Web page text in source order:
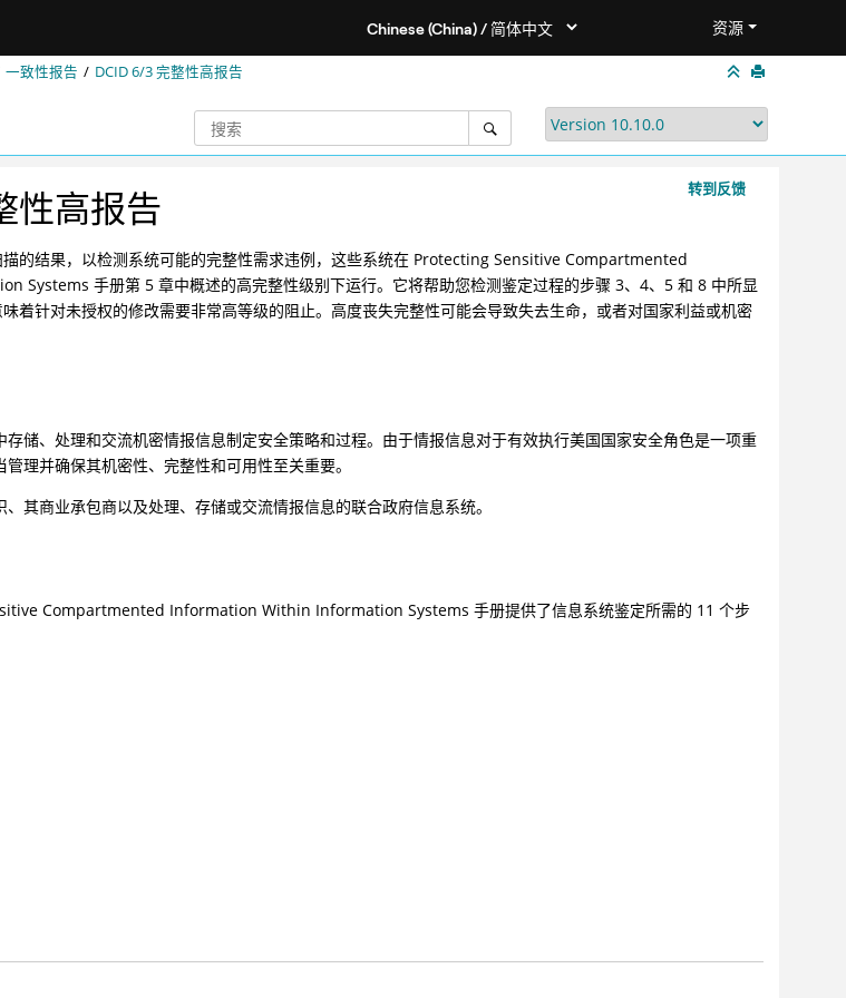
资源
一致性报告 DCID 6/3 完整性高报告
转到反馈
性高报告
的结果，以检测系统可能的完整性需求违例，这些系统在 Protecting Sensitive Compartmented
Systems 手册第 5 章中概述的高完整性级别下运行。它将帮助您检测鉴定过程的步骤 3、4、5 和 8 中所显
着针对未授权的修改需要非常高等级的阻止。高度丧失完整性可能会导致失去生命，或者对国家利益或机密
存储、处理和交流机密情报信息制定安全策略和过程。由于情报信息对于有效执行美国国家安全角色是一项重
理并确保其机密性、完整性和可用性至关重要。
其商业承包商以及处理、存储或交流情报信息的联合政府信息系统。
Compartmented Information Within Information Systems 手册提供了信息系统鉴定所需的 11 个步